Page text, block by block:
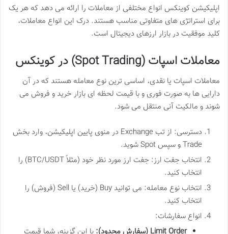
اپلیکیشن کوینکس انواع مختلفی از معاملات را ارائه می دهد که هر یک
برای استراتژی های متفاوتی مناسب هستند. درک این انواع معاملات،
کلید موفقیت در بازار ارزهای دیجیتال است.
معاملات اسپات (Spot Trading) در کوینکس
معاملات اسپات یا نقدی، اساسی ترین نوع معامله هستند که در آن
دارایی ها به صورت فوری و با قیمت لحظه ای بازار خرید و فروش می
شوند و مالکیت آنی منتقل می شود.
دسترسی: از تب Exchange در منوی پایین اپلیکیشن، وارد بخش
Trade و سپس Spot شوید.
انتخاب جفت ارز: جفت ارز مورد نظر خود (مثلاً BTC/USDT) را
انتخاب کنید.
انتخاب نوع معامله: می توانید Buy (خرید) یا Sell (فروش) را
انتخاب کنید.
انواع سفارشات: